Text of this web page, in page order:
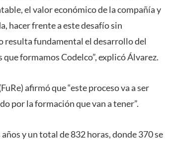
el valor económico de la compañía y
hacer frente a este desafío sin
resulta fundamental el desarrollo del
formamos Codelco”, explicó Álvarez.
afirmó que “este proceso va a ser
por la formación que van a tener”.
y un total de 832 horas, donde 370 se